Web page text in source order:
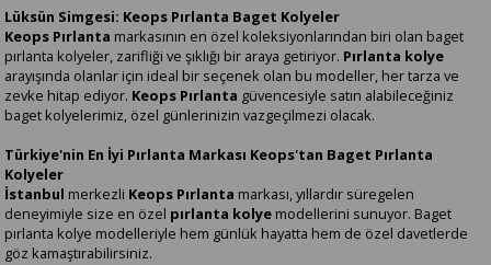
Lüksün Simgesi: Keops Pırlanta Baget Kolyeler
Keops Pırlanta markasının en özel koleksiyonlarından biri olan baget
pırlanta kolyeler, zarifliği ve şıklığı bir araya getiriyor. Pırlanta kolye
arayışında olanlar için ideal bir seçenek olan bu modeller, her tarza ve
zevke hitap ediyor. Keops Pırlanta güvencesiyle satın alabileceğiniz
baget kolyelerimiz, özel günlerinizin vazgeçilmezi olacak.
Türkiye'nin En İyi Pırlanta Markası Keops'tan Baget Pırlanta
Kolyeler
İstanbul merkezli Keops Pırlanta markası, yıllardır süregelen
deneyimiyle size en özel pırlanta kolye modellerini sunuyor. Baget
pırlanta kolye modelleriyle hem günlük hayatta hem de özel davetlerde
göz kamaştırabilirsiniz.